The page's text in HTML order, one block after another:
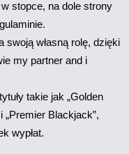
stopce, na dole strony
swoją własną rolę, dzięki
my partner and i
takie jak „Golden
„Premier Blackjack”,
wypłat.